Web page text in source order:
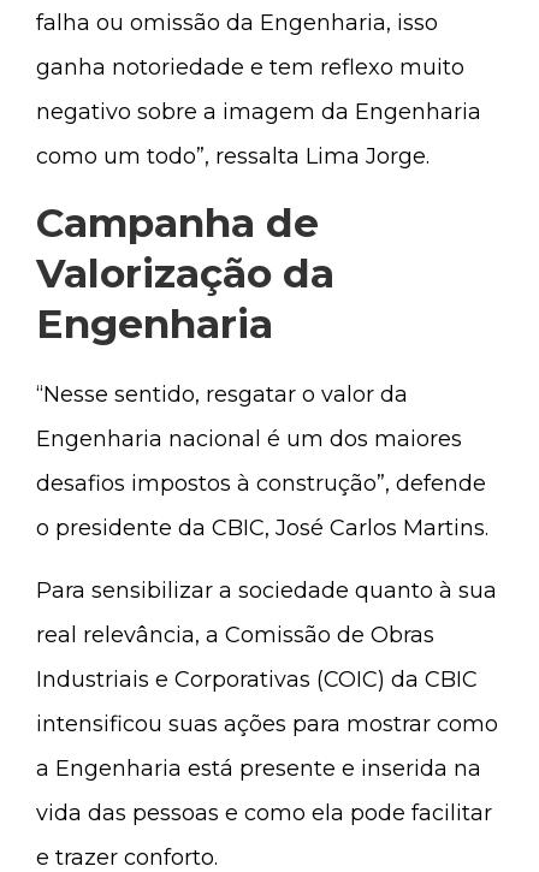
falha ou omissão da Engenharia, isso
ganha notoriedade e tem reflexo muito
negativo sobre a imagem da Engenharia
como um todo”, ressalta Lima Jorge.
Campanha de
Valorização da
Engenharia
“Nesse sentido, resgatar o valor da
Engenharia nacional é um dos maiores
desafios impostos à construção”, defende
o presidente da CBIC, José Carlos Martins.
Para sensibilizar a sociedade quanto à sua
real relevância, a Comissão de Obras
Industriais e Corporativas (COIC) da CBIC
intensificou suas ações para mostrar como
a Engenharia está presente e inserida na
vida das pessoas e como ela pode facilitar
e trazer conforto.